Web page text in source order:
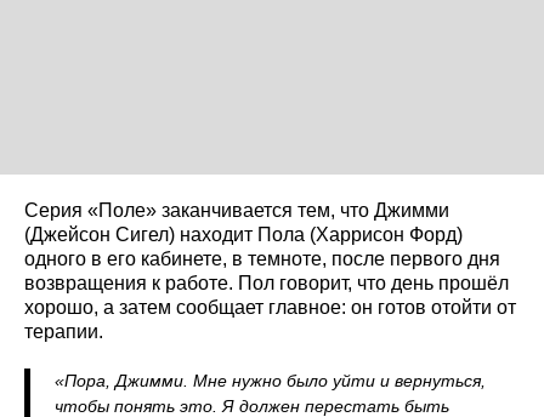
Серия «Поле» заканчивается тем, что Джимми
(Джейсон Сигел) находит Пола (Харрисон Форд)
одного в его кабинете, в темноте, после первого дня
возвращения к работе. Пол говорит, что день прошёл
хорошо, а затем сообщает главное: он готов отойти от
терапии.
«Пора, Джимми. Мне нужно было уйти и вернуться,
чтобы понять это. Я должен перестать быть